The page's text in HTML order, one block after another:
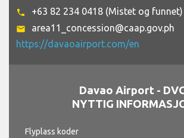
phone +63 82 234 0418 (Mistet og funnet)
email
area11_concession@caap.gov.ph
https://davaoairport.com/en
Davao Airport -
NYTTIG
Flyplass koder